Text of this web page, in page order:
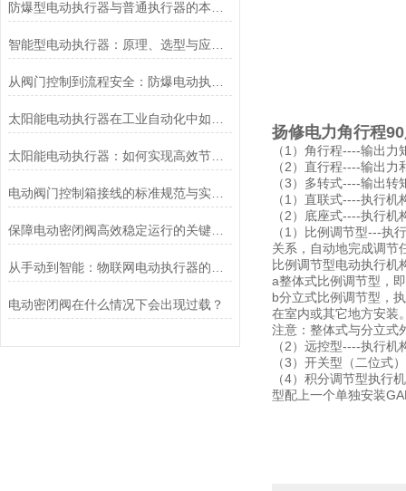
太阳能电动执行器：如何实现高效节能的自动化控制？
保障电动密闭阀高效稳定运行的关键举措
电动密闭阀在什么情况下会出现过载？
扬修电力角行程
（1）角行程----输出力
（2）直行程----输出力
（3）多转式----输出
（1）直联式----执行
（2）底座式----执行
（1）比例调节型---执
关系，自动地完成调节
比例调节型电动执行机
a整体式比例调节型，
b分立式比例调节型，
在室内或其它地方安装
注意：整体式与分立式
（2）远控型----执行
（3）开关型（二位式
（4）积分调节型执行
型配上一个单独安装